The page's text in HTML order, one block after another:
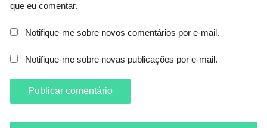
que eu comentar.
Notifique-me sobre novos comentários por e-mail.
Notifique-me sobre novas publicações por e-mail.